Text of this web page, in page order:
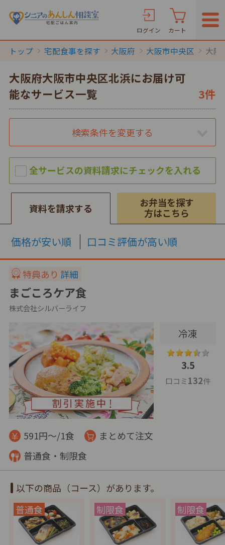
ログイン カート
トップ 宅配食事を探す 大阪府 大阪市中央区 大阪
大阪府大阪市中央区北浜にお届け可
能なサービス一覧
3件
検索条件を変更する
資料を請求する
お弁当を探す
方はこちら
価格が安い順 口コミ評価が高い順
特典あり 詳細
まごころケア食
株式会社シルバーライフ
冷凍
3.5
口コミ132件
591円～/1食
まとめて注文
普通食・制限食
以下の商品（コース）があります。